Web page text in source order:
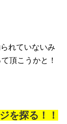
れていないみ
頂こうかと！
を探る！！